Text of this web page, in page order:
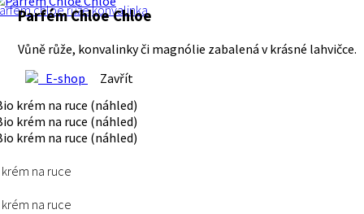
chloerůžekonvalinka
Parfém Chloe Chloe
Vůně růže, konvalinky či magnólie zabalená v krásné lahvičce.
E-shop
Zavřít
na ruce
na ruce